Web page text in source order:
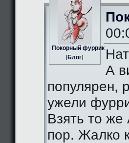
Пoкорный фуррик
[Блог]
А
популярен,
ужели
Взять то
пор. Жалко